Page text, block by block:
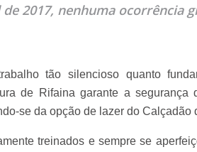
2017, nenhuma
tão silencioso quanto
de Rifaina garante a
se da opção de lazer do Calçadão
treinados e sempre se